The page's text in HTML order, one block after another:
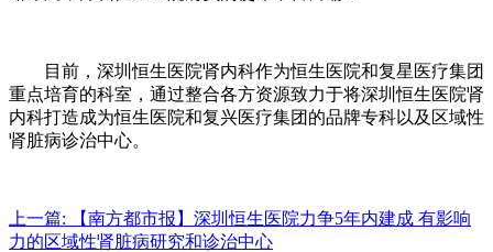
目前，深圳恒生医院肾内科作为恒生医院和复星医疗集团
重点培育的科室，通过整合各方资源致力于将深圳恒生医院肾
内科打造成为恒生医院和复兴医疗集团的品牌专科以及区域性
肾脏病诊治中心。
上一篇:
【南方都市报】深圳恒生医院力争5年内建成 有影响
力的区域性肾脏病研究和诊治中心